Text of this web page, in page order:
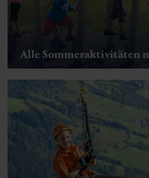
Alle Sommeraktivitäten